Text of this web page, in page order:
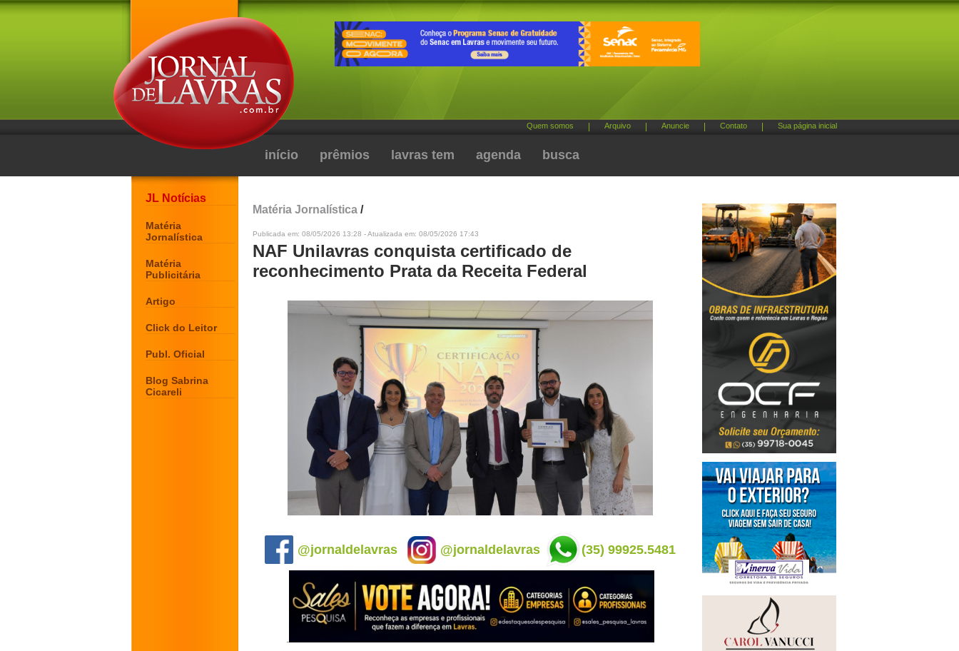
Quem somos Arquivo Anuncie Contato Sua página inicial
início prêmios lavras tem agenda busca
JL Notícias
Matéria
Jornalística
Matéria
Publicitária
Artigo
Click do Leitor
Publ. Oficial
Blog Sabrina
Cicareli
Matéria Jornalística /
Publicada em: 08/05/2026 13:28 - Atualizada em: 08/05/2026 17:43
NAF Unilavras conquista certificado de
reconhecimento Prata da Receita Federal
@jornaldelavras @jornaldelavras (35) 99925.5481